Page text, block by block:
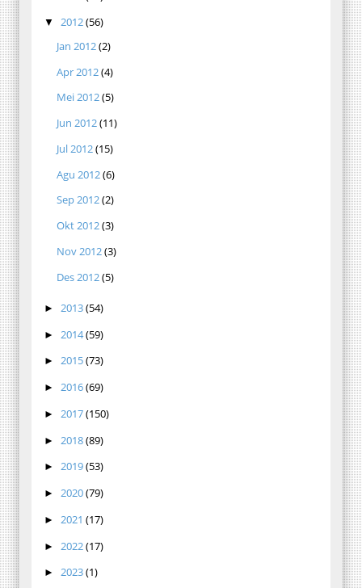
▼ 2012(56)
Jan 2012(2)
Apr 2012(4)
Mei 2012(5)
Jun 2012(11)
Jul 2012(15)
Agu 2012(6)
Sep 2012(2)
Okt 2012(3)
Nov 2012(3)
Des 2012(5)
► 2013(54)
► 2014(59)
► 2015(73)
► 2016(69)
► 2017(150)
► 2018(89)
► 2019(53)
► 2020(79)
► 2021 (17)
► 2022(17)
► 2023(1)